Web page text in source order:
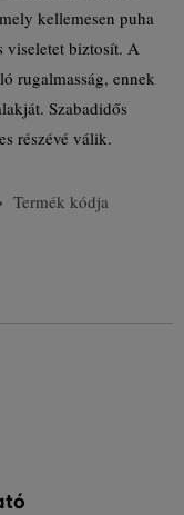
kellemesen puha
viseletet biztosít. A
rugalmasság, ennek
Szabadidős
részévé válik.
Termék kódja